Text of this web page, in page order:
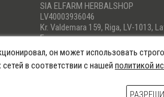
SIA ELFARM HERBALSHOP
LV40003936046
Kr. Valdemara 159, Riga, LV-1013,
Банковские реквизиты:
AS Swedbank HABALV22
KONTS: LV66HABA0551017184222
он может использовать
в соответствии с нашей политикой